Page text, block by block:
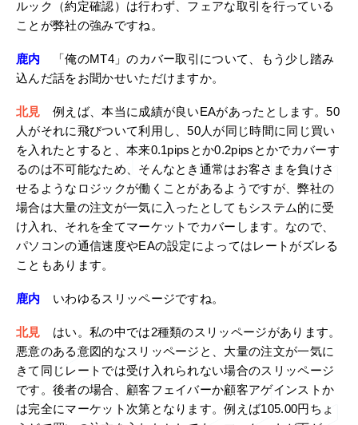
ルック（約定確認）は行わず、フェアな取引を行っている
ことが弊社の強みですね。
鹿内 「俺のMT4」のカバー取引について、もう少し踏み
込んだ話をお聞かせいただけますか。
北見 例えば、本当に成績が良いEAがあったとします。50
人がそれに飛びついて利用し、50人が同じ時間に同じ買い
を入れたとすると、本来0.1pipsとか0.2pipsとかでカバーす
るのは不可能なため、そんなとき通常はお客さまを負けさ
せるようなロジックが働くことがあるようですが、弊社の
場合は大量の注文が一気に入ったとしてもシステム的に受
け入れ、それを全てマーケットでカバーします。なので、
パソコンの通信速度やEAの設定によってはレートがズレる
こともあります。
鹿内 いわゆるスリッページですね。
北見 はい。私の中では2種類のスリッページがあります。
悪意のある意図的なスリッページと、大量の注文が一気に
きて同じレートでは受け入れられない場合のスリッページ
です。後者の場合、顧客フェイバーか顧客アゲインストか
は完全にマーケット次第となります。例えば105.00円ちょ